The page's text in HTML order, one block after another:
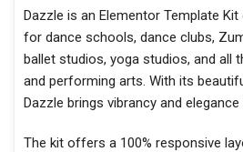
Dazzle is an Elementor Template
for dance schools, dance clubs,
ballet studios, yoga studios, and all
and performing arts. With its
Dazzle brings vibrancy and
The kit offers a 100% responsive